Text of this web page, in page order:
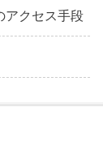
クセス手段